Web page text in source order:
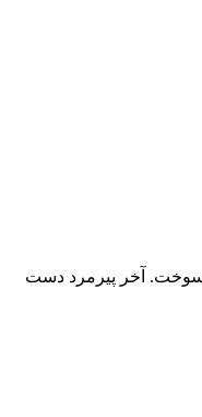
سوخت. آخر پیرمرد دست